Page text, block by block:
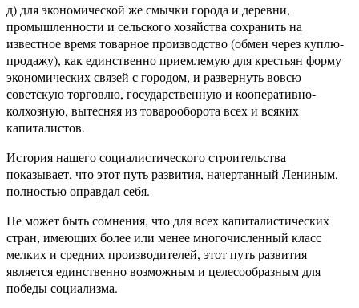
д) для экономической же смычки города и деревни,
промышленности и сельского хозяйства сохранить на
известное время товарное производство (обмен через куплю-
продажу), как единственно приемлемую для крестьян форму
экономических связей с городом, и развернуть вовсю
советскую торговлю, государственную и кооперативно-
колхозную, вытесняя из товарооборота всех и всяких
капиталистов.
История нашего социалистического строительства
показывает, что этот путь развития, начертанный Лениным,
полностью оправдал себя.
Не может быть сомнения, что для всех капиталистических
стран, имеющих более или менее многочисленный класс
мелких и средних производителей, этот путь развития
является единственно возможным и целесообразным для
победы социализма.